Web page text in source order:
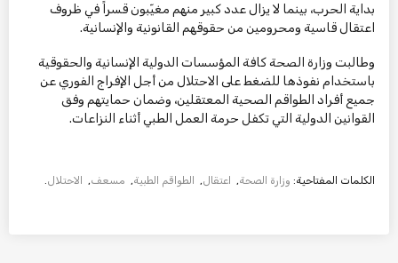
بداية الحرب، بينما لا يزال عدد كبير منهم مغيّبون قسراً في ظروف
اعتقال قاسية ومحرومين من حقوقهم القانونية والإنسانية.
وطالبت وزارة الصحة كافة المؤسسات الدولية الإنسانية والحقوقية
باستخدام نفوذها للضغط على الاحتلال من أجل الإفراج الفوري عن
جميع أفراد الطواقم الصحية المعتقلين، وضمان حمايتهم وفق
القوانين الدولية التي تكفل حرمة العمل الطبي أثناء النزاعات.
الكلمات المفتاحية: وزارة الصحة, اعتقال, الطواقم الطبية, مسعف, الاحتلال.